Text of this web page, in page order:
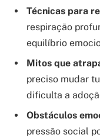
Técnicas para
respiração
equilíbrio
Mitos que
preciso mudar
dificulta a
Obstáculos
pressão social